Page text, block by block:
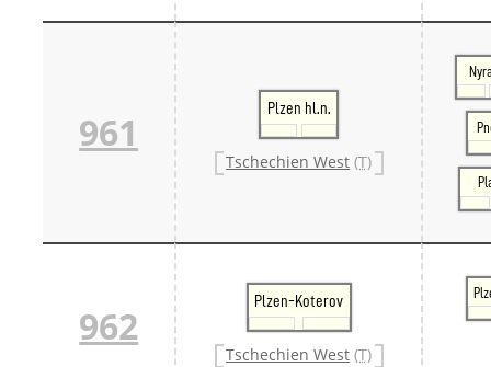
961
Plzen hl.n.
Tschechien West (T)
962
Plzen-Koterov
Tschechien West (T)